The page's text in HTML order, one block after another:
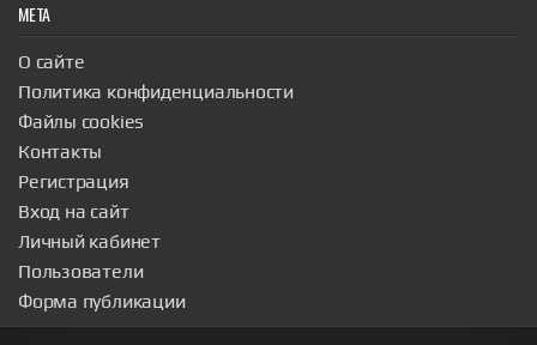
МЕТА
О сайте
Политика конфиденциальности
Файлы cookies
Контакты
Регистрация
Вход на сайт
Личный кабинет
Пользователи
Форма публикации